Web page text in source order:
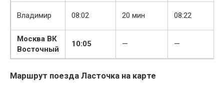
Владимир 08:02 20 мин 08:22
Москва ВК
Восточный
10:05 — —
Маршрут поезда Ласточка на карте